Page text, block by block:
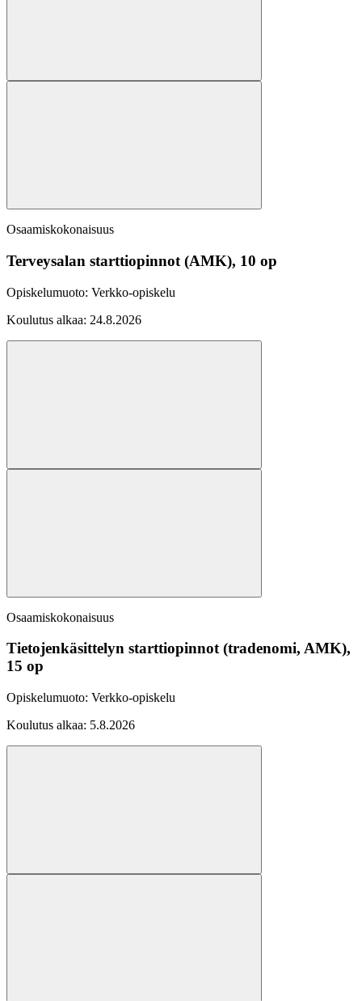
Osaamiskokonaisuus
Terveysalan starttiopinnot (AMK), 10 op
Opiskelumuoto: Verkko-opiskelu
Koulutus alkaa: 24.8.2026
Osaamiskokonaisuus
Tietojenkäsittelyn starttiopinnot (tradenomi, AMK),
15 op
Opiskelumuoto: Verkko-opiskelu
Koulutus alkaa: 5.8.2026